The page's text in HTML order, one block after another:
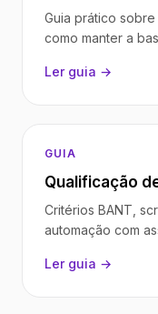
Guia prático
como manter a
Ler guia →
GUIA
Qualificação
Critérios BANT,
automação com
Ler guia →